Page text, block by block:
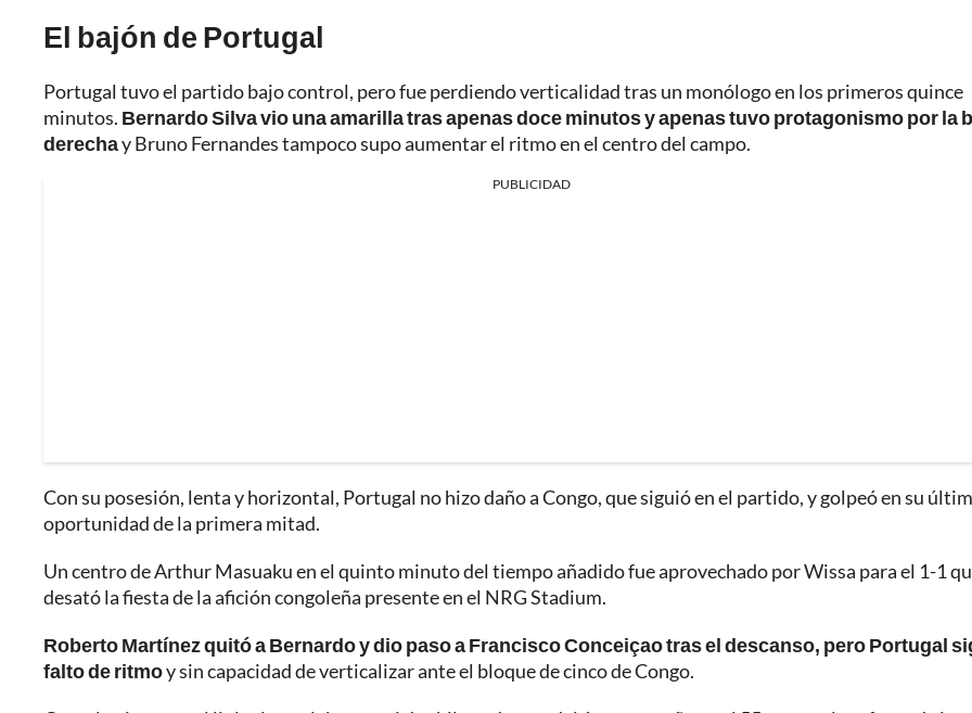
El bajón de Portugal
Portugal tuvo el partido bajo control, pero fue perdiendo verticalidad tras un monólogo en los primeros quince
minutos. Bernardo Silva vio una amarilla tras apenas doce minutos y apenas tuvo protagonismo por la
derechay Bruno Fernandes tampoco supo aumentar el ritmo en el centro del campo.
PUBLICIDAD
Con su posesión, lenta y horizontal, Portugal no hizo daño a Congo, que siguió en el partido, y golpeó en su
oportunidad de la primera mitad.
Un centro de Arthur Masuaku en el quinto minuto del tiempo añadido fue aprovechado por Wissa para el 1-1
desató la fiesta de la afición congoleña presente en el NRG Stadium.
Roberto Martínez quitó a Bernardo y dio paso a Francisco Conceiçao tras el descanso, pero Portugal
falto de ritmoy sin capacidad de verticalizar ante el bloque de cinco de Congo.